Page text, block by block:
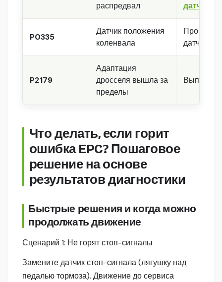
распредвал
P0335
Датчик положения
коленвала
Проверка
датчика
P2179
Адаптация
дросселя вышла за
пределы
Что делать, если горит
ошибка EPC? Пошаговое
решение на основе
результатов диагностики
Быстрые решения и когда можно
продолжать движение
Сценарий 1: Не горят стоп-сигналы
Замените датчик стоп-сигнала (лягушку над
педалью тормоза). Движение до сервиса